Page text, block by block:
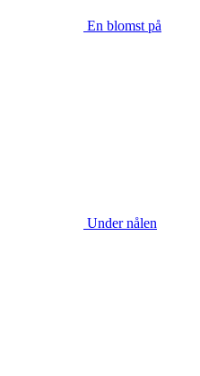
En blomst på
Under nålen